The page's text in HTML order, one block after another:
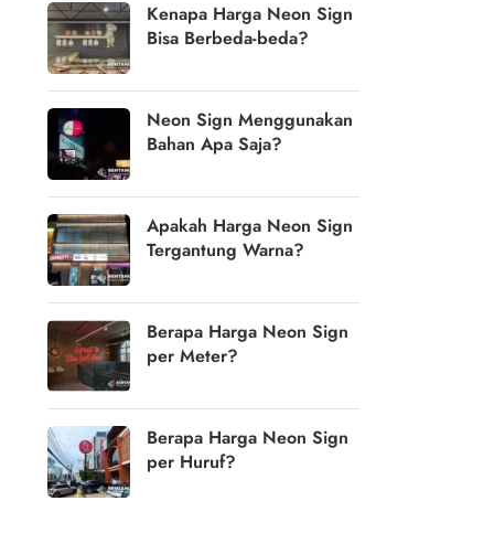
Kenapa Harga Neon Sign
Bisa Berbeda-beda?
Neon Sign Menggunakan
Bahan Apa Saja?
Apakah Harga Neon Sign
Tergantung Warna?
Berapa Harga Neon Sign
per Meter?
Berapa Harga Neon Sign
per Huruf?